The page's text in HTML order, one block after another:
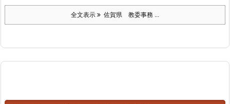
全文表示 佐賀県 教委事務 ...